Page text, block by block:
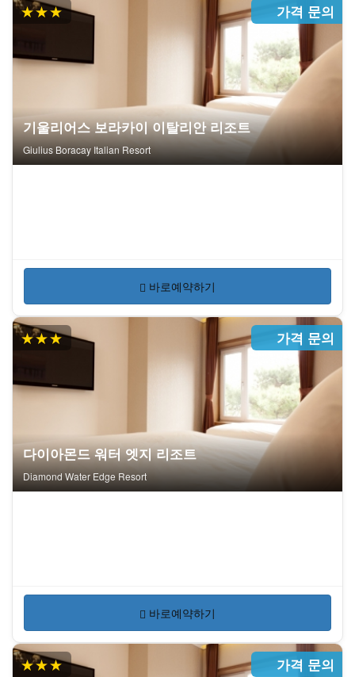
★★★ 가격 문의
기울리어스 보라카이 이탈리안 리조트
Giulius Boracay Italian Resort
바로예약하기
★★★ 가격 문의
다이아몬드 워터 엣지 리조트
Diamond Water Edge Resort
바로예약하기
★★★ 가격 문의